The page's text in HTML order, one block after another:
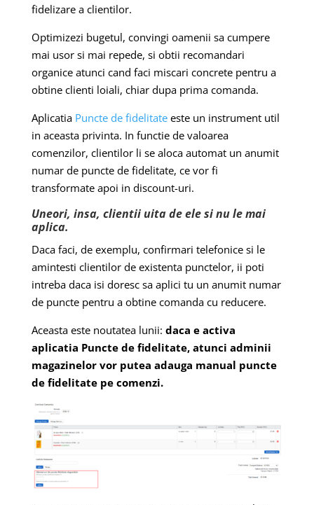
fidelizare a clientilor.
Optimizezi bugetul, convingi oamenii sa cumpere
mai usor si mai repede, si obtii recomandari
organice atunci cand faci miscari concrete pentru a
obtine clienti loiali, chiar dupa prima comanda.
Aplicatia Puncte de fidelitateeste un instrument util
in aceasta privinta. In functie de valoarea
comenzilor, clientilor li se aloca automat un anumit
numar de puncte de fidelitate, ce vor fi
transformate apoi in discount-uri.
Uneori, insa, clientii uita de ele si nu le mai
aplica.
Daca faci, de exemplu, confirmari telefonice si le
amintesti clientilor de existenta punctelor, ii poti
intreba daca isi doresc sa aplici tu un anumit numar
de puncte pentru a obtine comanda cu reducere.
Aceasta este noutatea lunii: daca e activa
aplicatia Puncte de fidelitate, atunci adminii
magazinelor vor putea adauga manual puncte
de fidelitate pe comenzi.